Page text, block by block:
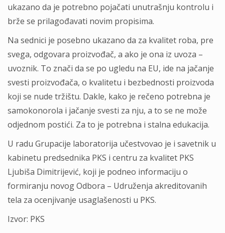
ukazano da je potrebno pojačati unutrašnju kontrolu i
brže se prilagođavati novim propisima.
Na sednici je posebno ukazano da za kvalitet roba, pre
svega, odgovara proizvođač, a ako je ona iz uvoza –
uvoznik. To znači da se po ugledu na EU, ide na jačanje
svesti proizvođača, o kvalitetu i bezbednosti proizvoda
koji se nude tržištu. Dakle, kako je rečeno potrebna je
samokonorola i jačanje svesti za nju, a to se ne može
odjednom postići. Za to je potrebna i stalna edukacija.
U radu Grupacije laboratorija učestvovao je i savetnik u
kabinetu predsednika PKS i centru za kvalitet PKS
Ljubiša Dimitrijević, koji je podneo informaciju o
formiranju novog Odbora – Udruženja akreditovanih
tela za ocenjivanje usaglašenosti u PKS.
Izvor: PKS